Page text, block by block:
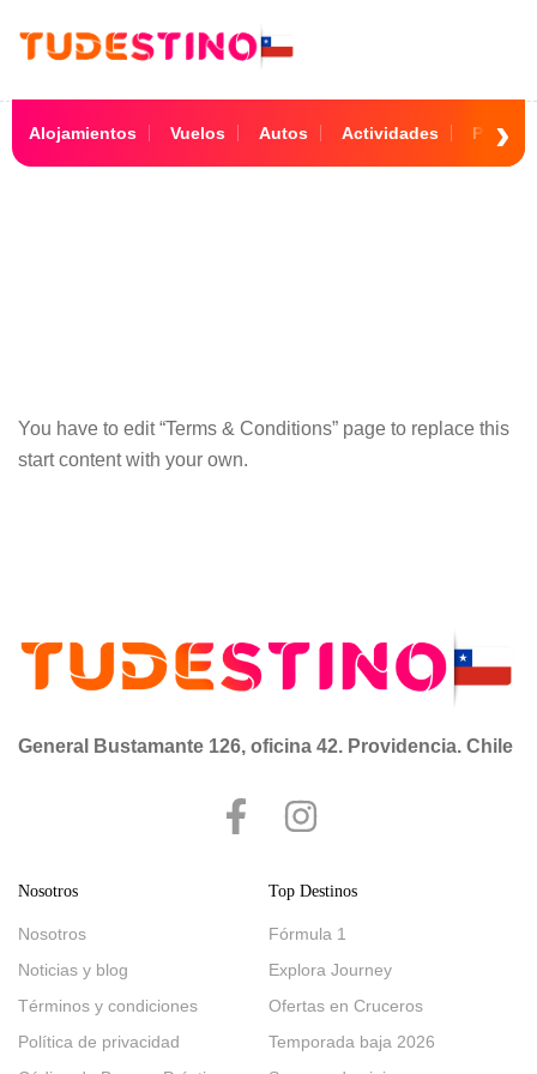
Alojamientos Vuelos Autos Actividades
You have to edit “Terms & Conditions” page to replace this
start content with your own.
General Bustamante 126, oficina 42. Providencia. Chile
Nosotros
Nosotros
Noticias y blog
Términos y condiciones
Política de privacidad
Top Destinos
Fórmula 1
Explora Journey
Ofertas en Cruceros
Temporada baja 2026